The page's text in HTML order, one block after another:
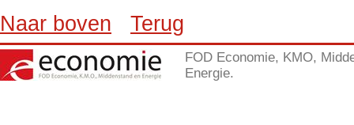
Naar boven Terug
FOD Economie, KMO,
Energie.